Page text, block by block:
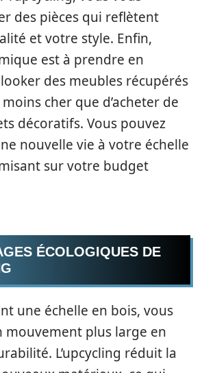
des pièces qui reflètent
et votre style. Enfin,
est à prendre en
des meubles récupérés
cher que d’acheter de
décoratifs. Vous pouvez
nouvelle vie à votre échelle
sur votre budget
ÉCOLOGIQUES DE
une échelle en bois, vous
mouvement plus large en
L’upcycling réduit la